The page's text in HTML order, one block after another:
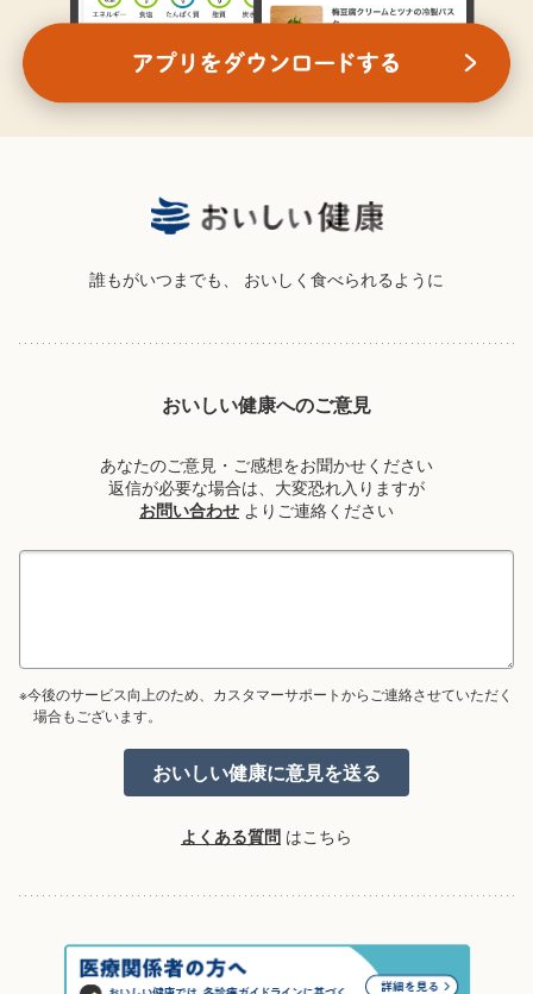
誰もがいつまでも、 おいしく食べられるように
おいしい健康へのご意見
あなたのご意見・ご感想をお聞かせください
返信が必要な場合は、大変恐れ入りますが
お問い合わせ よりご連絡ください
※今後のサービス向上のため、カスタマーサポートからご連絡させていただく
場合もございます。
よくある質問 はこちら